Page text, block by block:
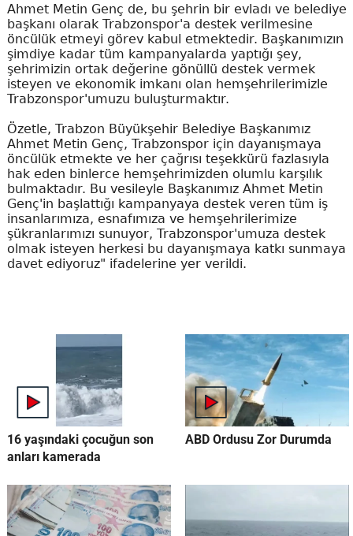
Ahmet Metin Genç de, bu şehrin bir evladı ve belediye
başkanı olarak Trabzonspor'a destek verilmesine
öncülük etmeyi görev kabul etmektedir. Başkanımızın
şimdiye kadar tüm kampanyalarda yaptığı şey,
şehrimizin ortak değerine gönüllü destek vermek
isteyen ve ekonomik imkanı olan hemşehrilerimizle
Trabzonspor'umuzu buluşturmaktır.
Özetle, Trabzon Büyükşehir Belediye Başkanımız
Ahmet Metin Genç, Trabzonspor için dayanışmaya
öncülük etmekte ve her çağrısı teşekkürü fazlasıyla
hak eden binlerce hemşehrimizden olumlu karşılık
bulmaktadır. Bu vesileyle Başkanımız Ahmet Metin
Genç'in başlattığı kampanyaya destek veren tüm iş
insanlarımıza, esnafımıza ve hemşehrilerimize
şükranlarımızı sunuyor, Trabzonspor'umuza destek
olmak isteyen herkesi bu dayanışmaya katkı sunmaya
davet ediyoruz" ifadelerine yer verildi.
16 yaşındaki çocuğun son
anları kamerada
ABD Ordusu Zor Durumda